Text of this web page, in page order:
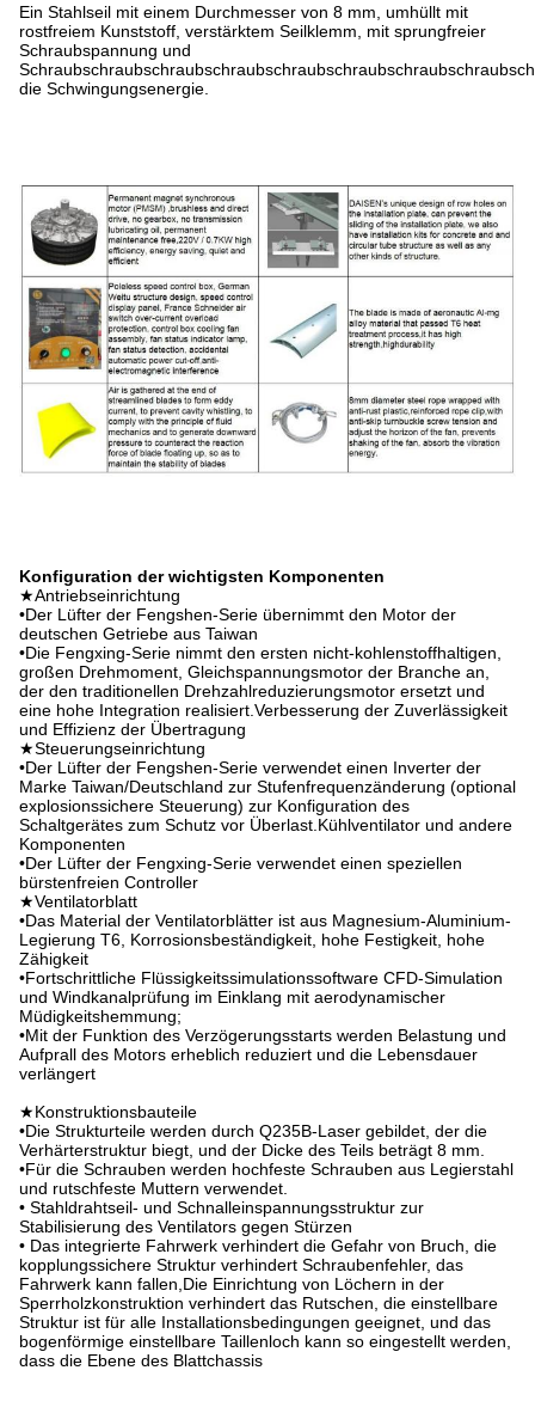
Ein Stahlseil mit einem Durchmesser von 8 mm, umhüllt mit
rostfreiem Kunststoff, verstärktem Seilklemm, mit sprungfreier
Schraubspannung und
die Schwingungsenergie.
Konfiguration der wichtigsten Komponenten
★Antriebseinrichtung
•Der Lüfter der Fengshen-Serie übernimmt den Motor der
deutschen Getriebe aus Taiwan
•Die Fengxing-Serie nimmt den ersten nicht-kohlenstoffhaltigen,
großen Drehmoment, Gleichspannungsmotor der Branche an,
der den traditionellen Drehzahlreduzierungsmotor ersetzt und
eine hohe Integration realisiert.Verbesserung der Zuverlässigkeit
und Effizienz der Übertragung
★Steuerungseinrichtung
•Der Lüfter der Fengshen-Serie verwendet einen Inverter der
Marke Taiwan/Deutschland zur Stufenfrequenzänderung (optional
explosionssichere Steuerung) zur Konfiguration des
Schaltgerätes zum Schutz vor Überlast.Kühlventilator und andere
Komponenten
•Der Lüfter der Fengxing-Serie verwendet einen speziellen
bürstenfreien Controller
★Ventilatorblatt
•Das Material der Ventilatorblätter ist aus Magnesium-Aluminium-
Legierung T6, Korrosionsbeständigkeit, hohe Festigkeit, hohe
Zähigkeit
•Fortschrittliche Flüssigkeitssimulationssoftware CFD-Simulation
und Windkanalprüfung im Einklang mit aerodynamischer
Müdigkeitshemmung;
•Mit der Funktion des Verzögerungsstarts werden Belastung und
Aufprall des Motors erheblich reduziert und die Lebensdauer
verlängert
★Konstruktionsbauteile
•Die Strukturteile werden durch Q235B-Laser gebildet, der die
Verhärterstruktur biegt, und der Dicke des Teils beträgt 8 mm.
•Für die Schrauben werden hochfeste Schrauben aus Legierstahl
und rutschfeste Muttern verwendet.
• Stahldrahtseil- und Schnalleinspannungsstruktur zur
Stabilisierung des Ventilators gegen Stürzen
• Das integrierte Fahrwerk verhindert die Gefahr von Bruch, die
kopplungssichere Struktur verhindert Schraubenfehler, das
Fahrwerk kann fallen,Die Einrichtung von Löchern in der
Sperrholzkonstruktion verhindert das Rutschen, die einstellbare
Struktur ist für alle Installationsbedingungen geeignet, und das
bogenförmige einstellbare Taillenloch kann so eingestellt werden,
dass die Ebene des Blattchassis